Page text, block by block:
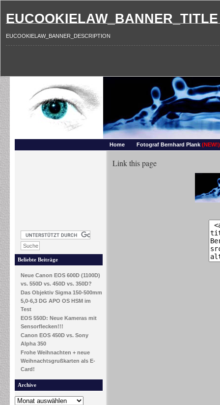
EUCOOKIELAW_BANNER_TITLE
EUCOOKIELAW_BANNER_DESCRIPTION
Home Fotograf Bernhard Plank (NEW!)
Beliebte Beiträge
Neue Canon EOS 600D (1100D)
vs. 550D vs. 450D vs. 350D?
Das Objektiv Sigma 150-500mm
5,0-6,3 DG APO OS HSM im
Test
EOS 550D: Neue Kameras mit
Sensorflecken!!!
Canon EOS 450D vs. Sony
Alpha 350
Frohe Weihnachten + neue
Weihnachtsgrußkarten als E-
Card!
Archive
Link this page